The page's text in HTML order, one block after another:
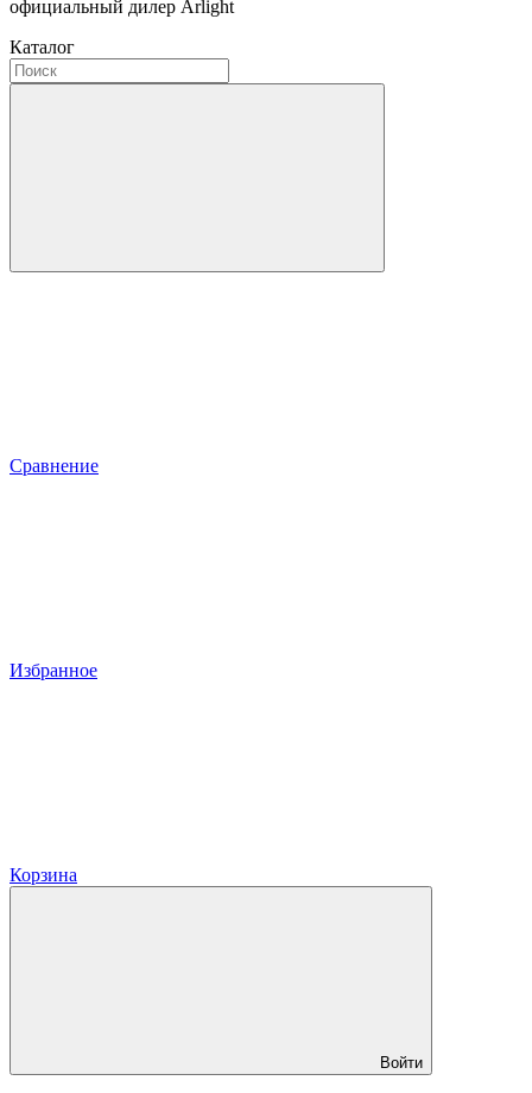
официальный дилер Arlight
Каталог
Сравнение
Избранное
Корзина
Войти